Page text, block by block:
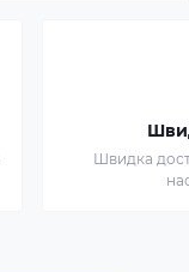
Швидка